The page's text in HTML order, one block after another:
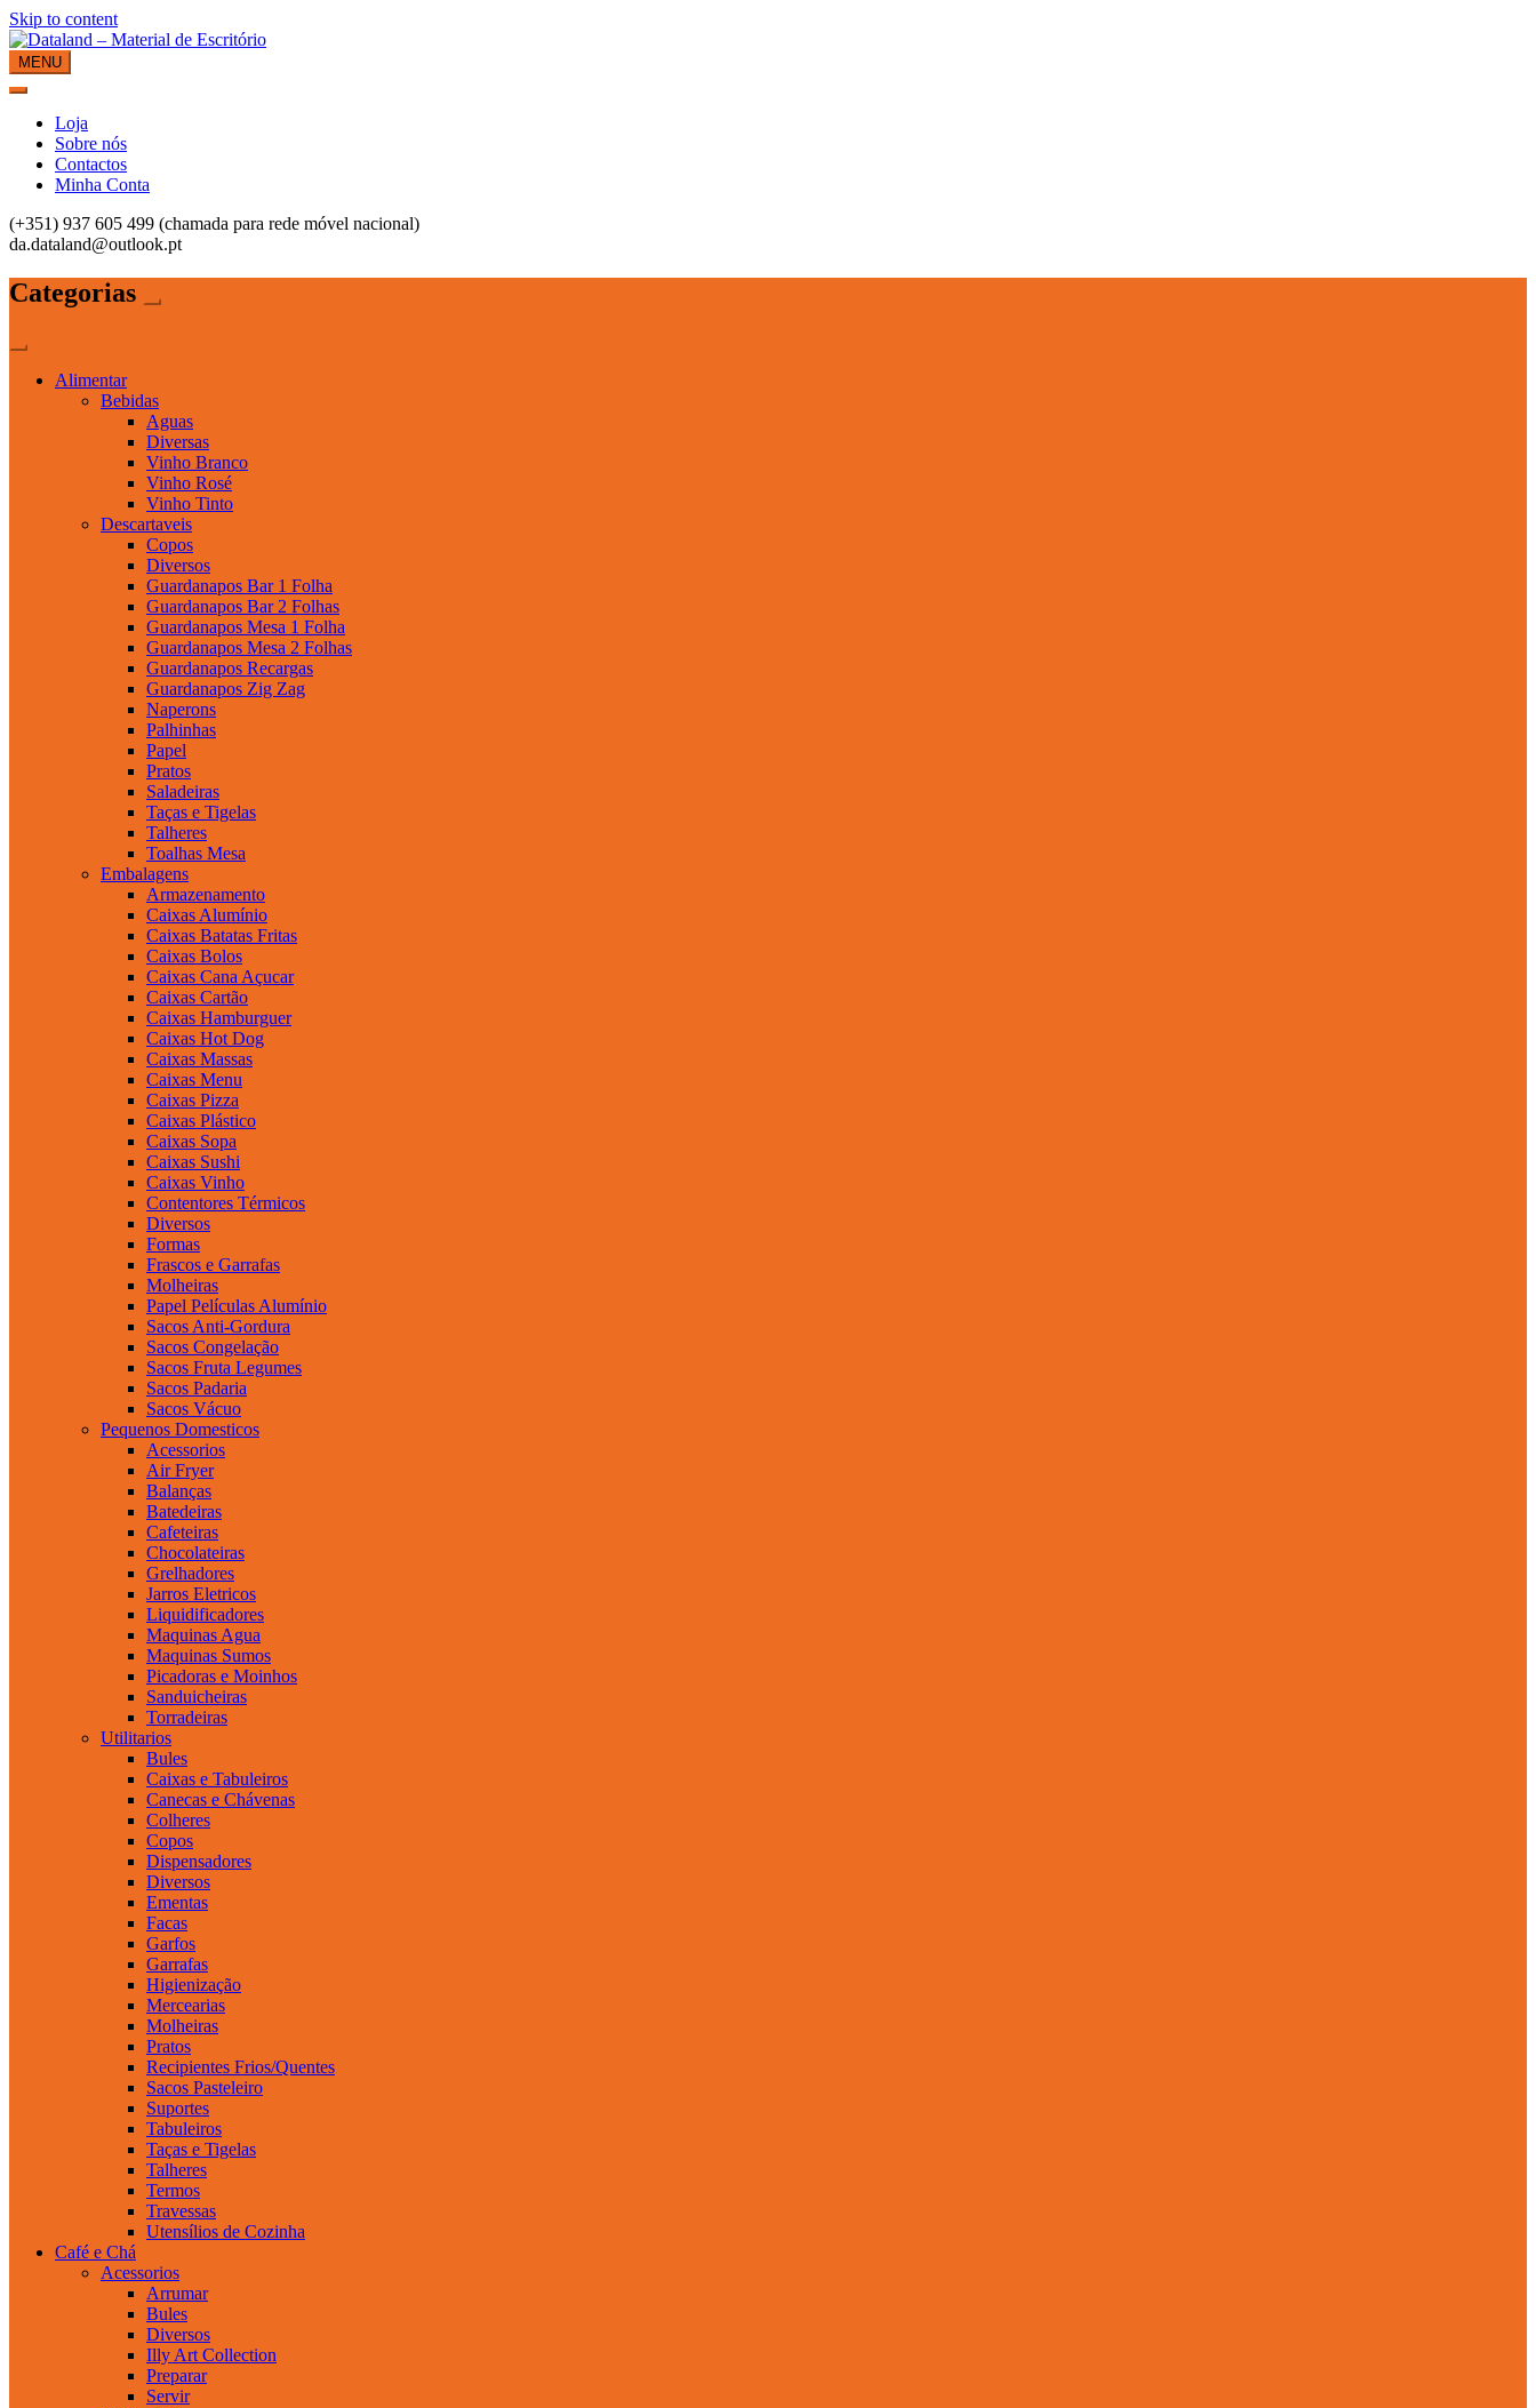
Skip to content
Dataland – Material de Escritório
Material de Escritório
MENU
Loja
Sobre nós
Contactos
Minha Conta
(+351) 937 605 499 (chamada para rede móvel nacional)
da.dataland@outlook.pt
Categorias
Alimentar
Bebidas
Aguas
Diversas
Vinho Branco
Vinho Rosé
Vinho Tinto
Descartaveis
Copos
Diversos
Guardanapos Bar 1 Folha
Guardanapos Bar 2 Folhas
Guardanapos Mesa 1 Folha
Guardanapos Mesa 2 Folhas
Guardanapos Recargas
Guardanapos Zig Zag
Naperons
Palhinhas
Papel
Pratos
Saladeiras
Taças e Tigelas
Talheres
Toalhas Mesa
Embalagens
Armazenamento
Caixas Alumínio
Caixas Batatas Fritas
Caixas Bolos
Caixas Cana Açucar
Caixas Cartão
Caixas Hamburguer
Caixas Hot Dog
Caixas Massas
Caixas Menu
Caixas Pizza
Caixas Plástico
Caixas Sopa
Caixas Sushi
Caixas Vinho
Contentores Térmicos
Diversos
Formas
Frascos e Garrafas
Molheiras
Papel Películas Alumínio
Sacos Anti-Gordura
Sacos Congelação
Sacos Fruta Legumes
Sacos Padaria
Sacos Vácuo
Pequenos Domesticos
Acessorios
Air Fryer
Balanças
Batedeiras
Cafeteiras
Chocolateiras
Grelhadores
Jarros Eletricos
Liquidificadores
Maquinas Agua
Maquinas Sumos
Picadoras e Moinhos
Sanduicheiras
Torradeiras
Utilitarios
Bules
Caixas e Tabuleiros
Canecas e Chávenas
Colheres
Copos
Dispensadores
Diversos
Ementas
Facas
Garfos
Garrafas
Higienização
Mercearias
Molheiras
Pratos
Recipientes Frios/Quentes
Sacos Pasteleiro
Suportes
Tabuleiros
Taças e Tigelas
Talheres
Termos
Travessas
Utensílios de Cozinha
Café e Chá
Acessorios
Arrumar
Bules
Diversos
Illy Art Collection
Preparar
Servir